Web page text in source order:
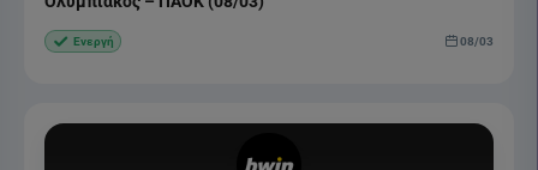
Ενεργή 08/03